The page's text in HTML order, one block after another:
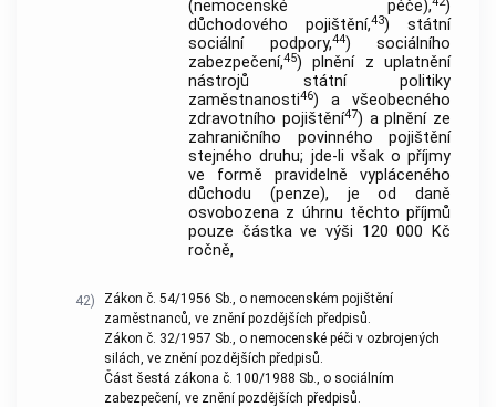
(nemocenské péče),
)
důchodového pojištění,43) státní
sociální podpory,44) sociálního
zabezpečení,45) plnění z uplatnění
nástrojů státní politiky
zaměstnanosti46) a všeobecného
zdravotního pojištění47) a plnění ze
zahraničního povinného pojištění
stejného druhu; jde-li však o příjmy
ve formě pravidelně vypláceného
důchodu (penze), je od daně
osvobozena z úhrnu těchto příjmů
pouze částka ve výši 120 000 Kč
ročně,
42)
Zákon č. 54/1956 Sb., o nemocenském pojištění
zaměstnanců, ve znění pozdějších předpisů.
Zákon č. 32/1957 Sb., o nemocenské péči v ozbrojených
silách, ve znění pozdějších předpisů.
Část šestá zákona č. 100/1988 Sb., o sociálním
zabezpečení, ve znění pozdějších předpisů.